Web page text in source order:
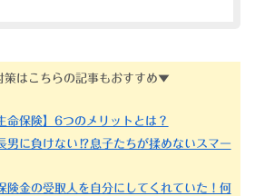
はこちらの記事もおすすめ▼
命保険】6つのメリットとは？
男に負けない⁉息子たちが揉めないスマー
険金の受取人を自分にしてくれていた！何